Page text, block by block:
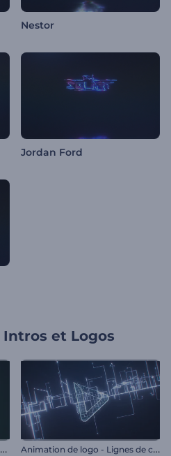
Nestor
Jordan Ford
Intros et Logos
P
résentation de logo - Incandescence de couleurs A
nimation de logo - Lignes de circuits numériques